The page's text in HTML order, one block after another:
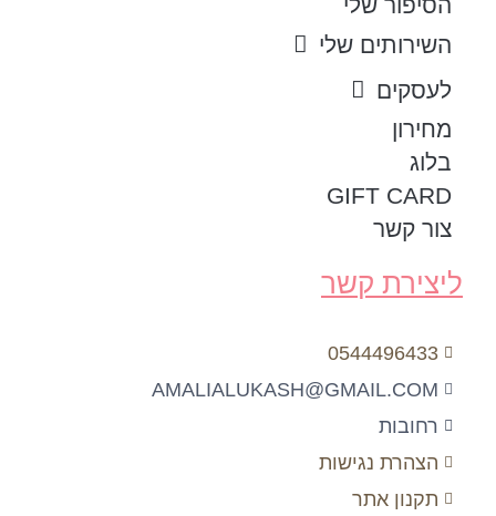
השירותים שלי
לעסקים
מחירון
בלוג
GIFT CARD
צור קשר
ליצירת קשר
0544496433
AMALIALUKASH@GMAIL.COM
רחובות
הצהרת נגישות
תקנון אתר